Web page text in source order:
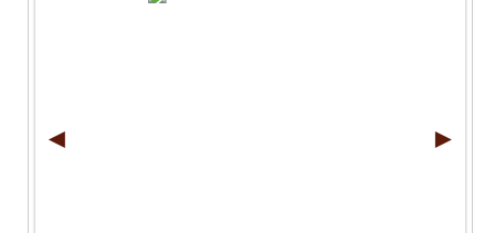
◄ ►